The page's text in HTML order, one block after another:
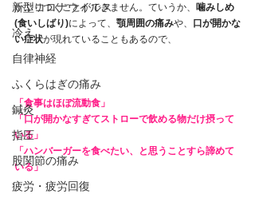
新型コロナウイルス
冷え
自律神経
ふくらはぎの痛み
鍼灸
指圧
股関節の痛み
疲労・疲労回復
かぶりつくことができません。ていうか、 噛みしめ
(食いしばり)によって、 顎周囲の痛みや、
口が開かな
い症状が現れていることもあるので、
「食事はほぼ流動食」
「口が開かなすぎてストローで飲める物だけ摂って
いる」
「ハンバーガーを食べたい、と思うことすら諦めて
いる」